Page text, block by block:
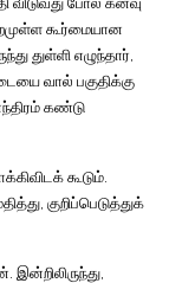
கூர்மையான
துள்ளி எழுந்தார்,
வால் பகுதிக்கு
கண்டு
கூடும்.
குறிப்பெடுத்துக்